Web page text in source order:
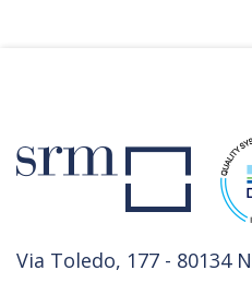
Via Toledo, 177 - 80134